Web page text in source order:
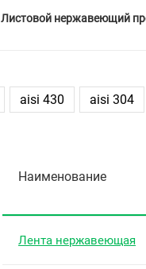
Листовой нержавеющий
aisi 430 aisi 304
Наименование
Лента нержавеющая